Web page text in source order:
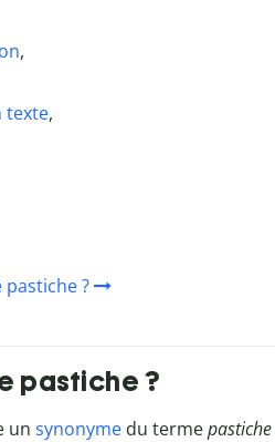
,
texte,
pastiche ?
pastiche ?
un synonyme du termepastiche